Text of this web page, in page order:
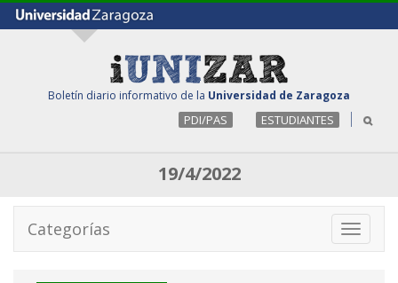
Boletín diario informativo de la Universidad de Zaragoza
PDI/PAS ESTUDIANTES
19/4/2022
Toggle
Categorías